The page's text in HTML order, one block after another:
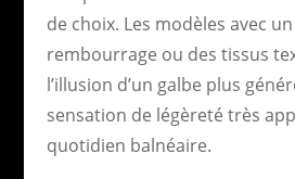
de choix. Les modèles avec
rembourrage ou des tissus
l’illusion d’un galbe plus
sensation de légèreté très
quotidien balnéaire.